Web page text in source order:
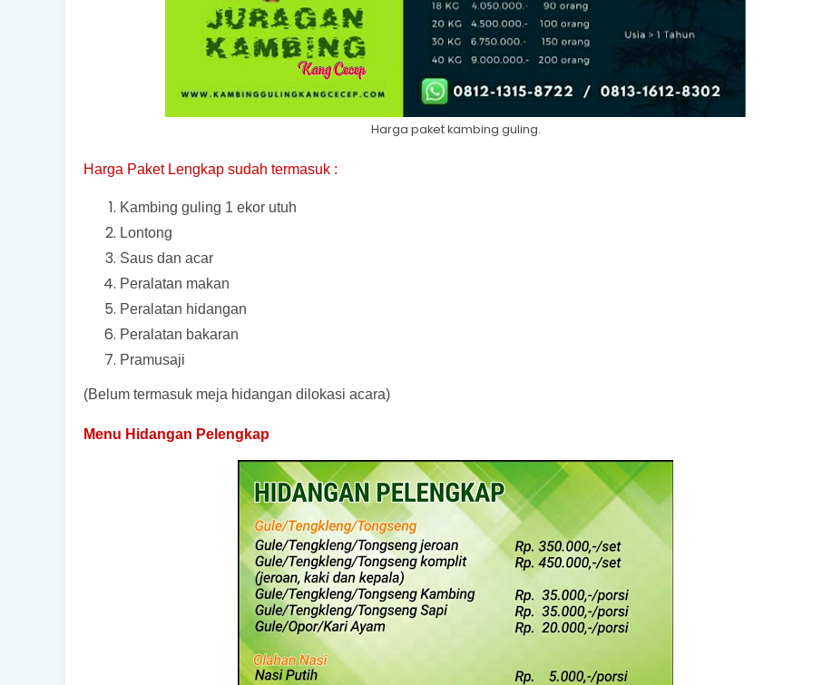
Harga paket kambing guling.
Harga Paket Lengkap sudah termasuk :
Kambing guling 1 ekor utuh
Lontong
Saus dan acar
Peralatan makan
Peralatan hidangan
Peralatan bakaran
Pramusaji
(Belum termasuk meja hidangan dilokasi acara)
Menu Hidangan Pelengkap